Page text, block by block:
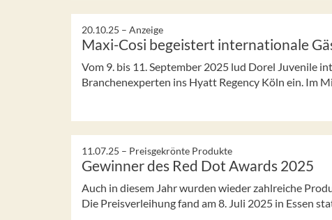
20.10.25 – Anzeige
Maxi-Cosi begeistert internationale
Vom 9. bis 11. September 2025 lud Dorel Juvenile
Branchenexperten ins Hyatt Regency Köln ein. Im
11.07.25 – Preisgekrönte Produkte
Gewinner des Red Dot Awards 2025
Auch in diesem Jahr wurden wieder zahlreiche
Die Preisverleihung fand am 8. Juli 2025 in Essen